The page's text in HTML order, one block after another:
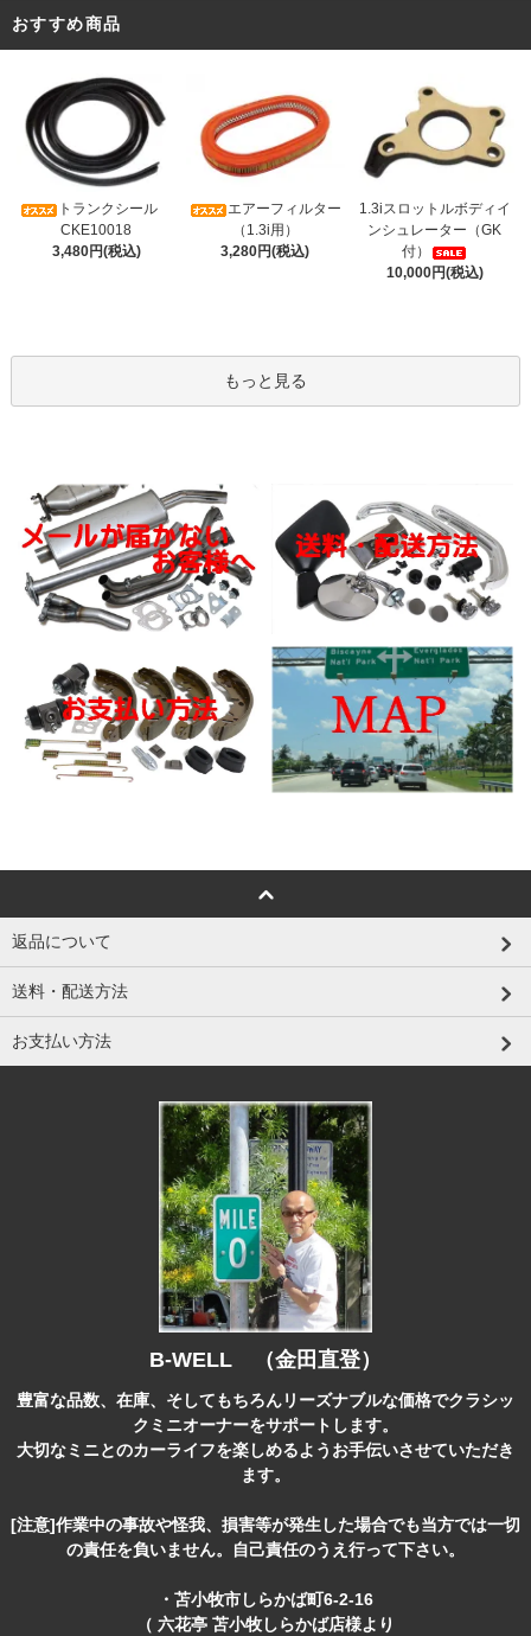
おすすめ商品
トランクシール
CKE10018
3,480円(税込)
エアーフィルター
（1.3i用）
3,280円(税込)
1.3iスロットルボディイ
ンシュレーター（GK
付）
10,000円(税込)
もっと見る
返品について
送料・配送方法
お支払い方法
B-WELL （金田直登）
豊富な品数、在庫、そしてもちろんリーズナブルな価格でクラシッ
クミニオーナーをサポートします。
大切なミニとのカーライフを楽しめるようお手伝いさせていただき
ます。
[注意]作業中の事故や怪我、損害等が発生した場合でも当方では一切
の責任を負いません。自己責任のうえ行って下さい。
・苫小牧市しらかば町6-2-16
（ 六花亭 苫小牧しらかば店様より